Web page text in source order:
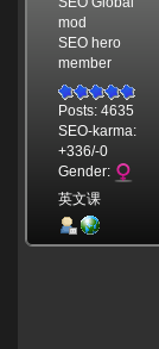
mod
SEO hero
member
Posts: 4635
SEO-karma:
+336/-0
Gender:
英文课